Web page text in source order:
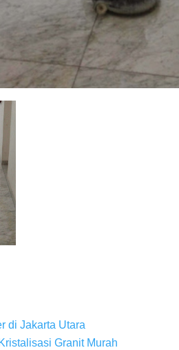
di Jakarta Utara
Granit Murah